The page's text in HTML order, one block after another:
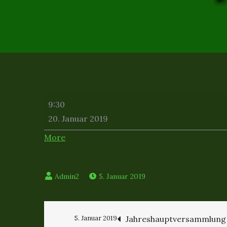
Jahreshauptversammlung
Regiment
2019
9:30
20. Januar 2019
Moreabout
5. Januar 2019
Jahreshauptversammlung
5. Januar 2019